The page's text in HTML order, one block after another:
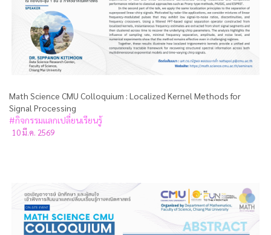
Math Science CMU Colloquium : Localized Kernel Methods for
Signal Processing
#กิจกรรมแลกเปลี่ยนเรียนรู้
10 มี.ค. 2569